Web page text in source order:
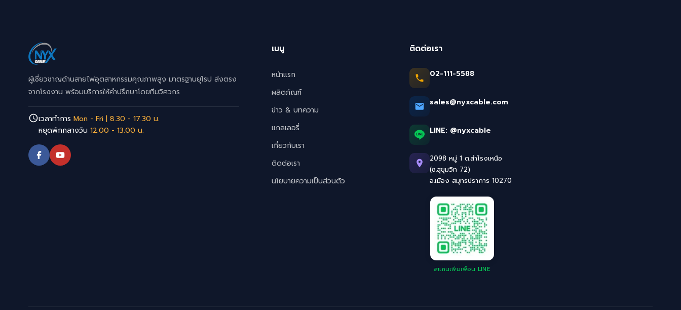
ผู้เชี่ยวชาญด้านสายไฟอุตสาหกรรมคุณภาพสูง มาตรฐานยุโรป ส่งตรง
จากโรงงาน พร้อมบริการให้คำปรึกษาโดยทีมวิศวกร
เวลาทำการ Mon - Fri | 8.30 - 17.30 น.
หยุดพักกลางวัน 12.00 - 13.00 น.
เมนู
หน้าแรก
ผลิตภัณฑ์
ข่าว & บทความ
แกลเลอรี่
เกี่ยวกับเรา
ติดต่อเรา
นโยบายความเป็นส่วนตัว
ติดต่อเรา
02-111-5588
sales@nyxcable.com
LINE: @nyxcable
2098 หมู่ 1 ต.สำโรงเหนือ
(ซ.สุขุมวิท 72)
อ.เมือง สมุทรปราการ 10270
สแกนเพิ่มเพื่อน LINE